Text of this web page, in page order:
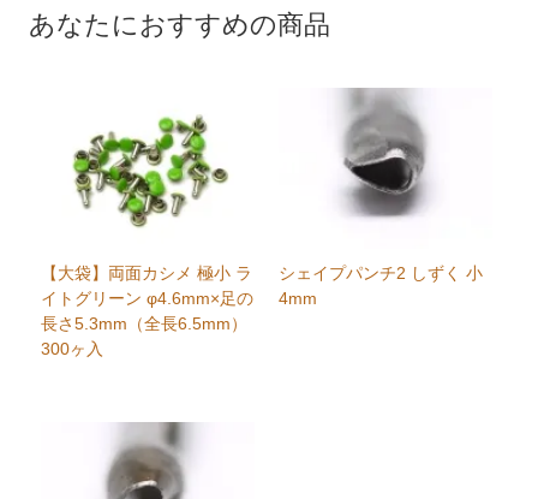
あなたにおすすめの商品
【大袋】両面カシメ 極小 ラ
イトグリーン φ4.6mm×足の
長さ5.3mm（全長6.5mm）
300ヶ入
シェイプパンチ2 しずく 小
4mm